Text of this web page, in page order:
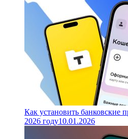
Как установить банковские
2026 году10.01.2026